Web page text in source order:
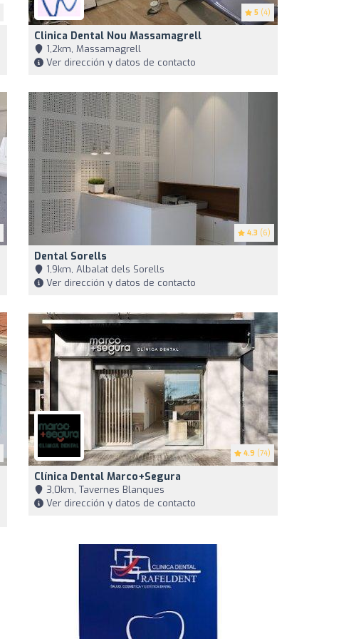
5 (4)
Clinica Dental Nou Massamagrell
1,2km, Massamagrell
Ver dirección y datos de contacto
4.3 (6)
Dental Sorells
1,9km, Albalat dels Sorells
Ver dirección y datos de contacto
4.9 (74)
Clínica Dental Marco+Segura
3,0km, Tavernes Blanques
Ver dirección y datos de contacto